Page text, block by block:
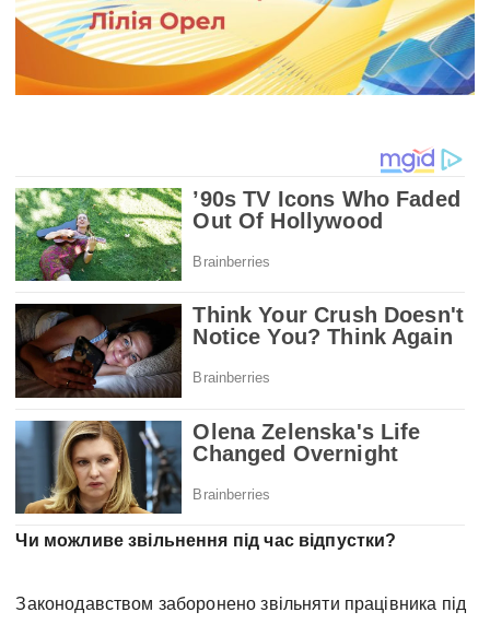
Чи можливе звільнення під час відпустки?
Законодавством заборонено звільняти працівника під